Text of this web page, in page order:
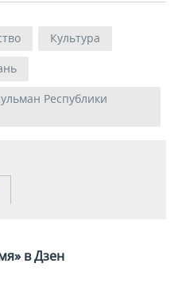
Культура
Республики
в Дзен